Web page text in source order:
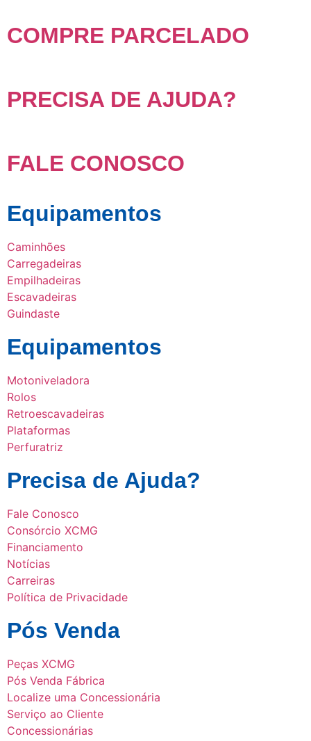
COMPRE PARCELADO
PRECISA DE AJUDA?
FALE CONOSCO
Equipamentos
Caminhões
Carregadeiras
Empilhadeiras
Escavadeiras
Guindaste
Equipamentos
Motoniveladora
Rolos
Retroescavadeiras
Plataformas
Perfuratriz
Precisa de Ajuda?
Fale Conosco
Consórcio XCMG
Financiamento
Notícias
Carreiras
Política de Privacidade
Pós Venda
Peças XCMG
Pós Venda Fábrica
Localize uma Concessionária
Serviço ao Cliente
Concessionárias